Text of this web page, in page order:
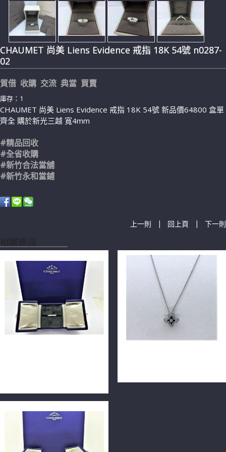
CHAUMET 尚美 Liens Evidence 戒指 18K 54號 n0287-
02
質借 收購 交流 典當 買賣
庫存：1
CHAUMET 尚美 Liens Evidence 戒指 18K 54號 新品價64800 盒單
齊全 購於新光三越 寬4mm
#精品回收
#全省收購
#新竹合法當舖
#新竹永和當鋪
上一則 | 回上頁 | 下一則
相關商品